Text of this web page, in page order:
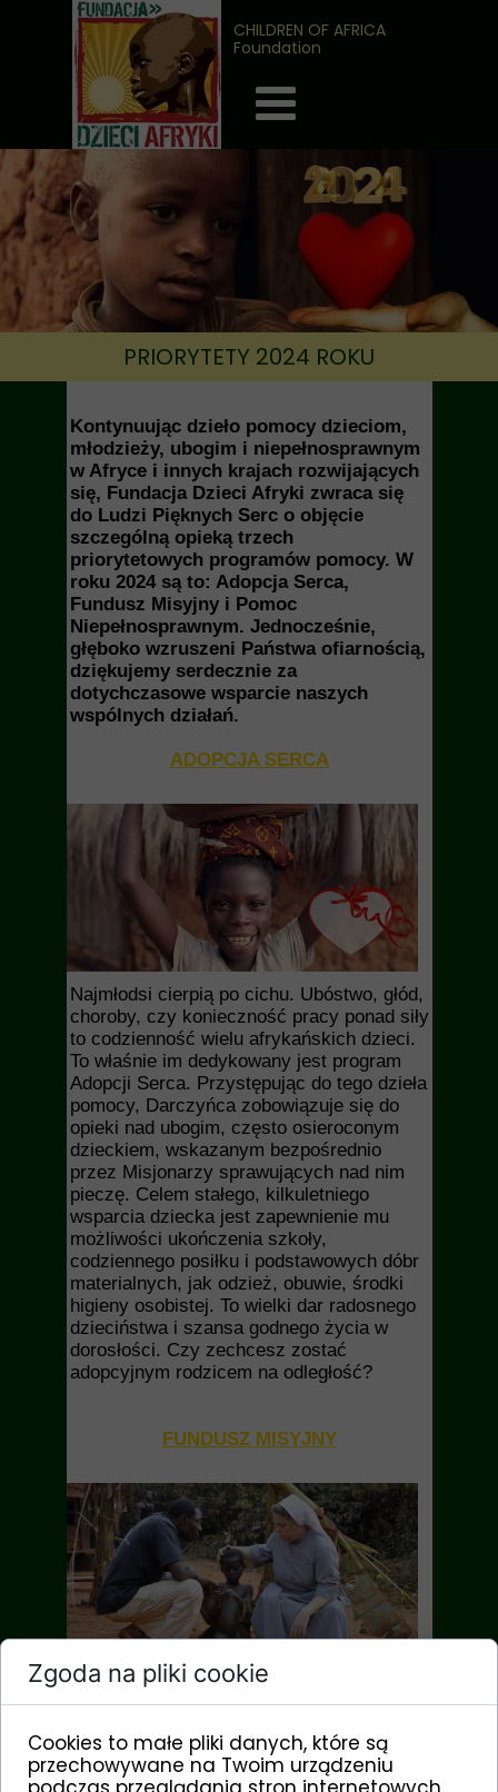
PRIORYTETY 2024 ROKU
Kontynuując dzieło pomocy dzieciom,
młodzieży, ubogim i niepełnosprawnym
w Afryce i innych krajach rozwijających
się, Fundacja Dzieci Afryki zwraca się
do Ludzi Pięknych Serc o objęcie
szczególną opieką trzech
priorytetowych programów pomocy. W
roku 2024 są to: Adopcja Serca,
Fundusz Misyjny i Pomoc
Niepełnosprawnym. Jednocześnie,
głęboko wzruszeni Państwa ofiarnością,
dziękujemy serdecznie za
dotychczasowe wsparcie naszych
wspólnych działań.
ADOPCJA SERCA
Najmłodsi cierpią po cichu. Ubóstwo, głód,
choroby, czy konieczność pracy ponad siły
to codzienność wielu afrykańskich dzieci.
To właśnie im dedykowany jest program
Adopcji Serca. Przystępując do tego dzieła
pomocy, Darczyńca zobowiązuje się do
opieki nad ubogim, często osieroconym
dzieckiem, wskazanym bezpośrednio
przez Misjonarzy sprawujących nad nim
pieczę. Celem stałego, kilkuletniego
wsparcia dziecka jest zapewnienie mu
możliwości ukończenia szkoły,
codziennego posiłku i podstawowych dóbr
materialnych, jak odzież, obuwie, środki
higieny osobistej. To wielki dar radosnego
dzieciństwa i szansa godnego życia w
dorosłości. Czy zechcesz zostać
adopcyjnym rodzicem na odległość?
FUNDUSZ MISYJNY
Po raz kolejny zwracamy się do Państwa z
prośbą o szczególne wsparcie Funduszu
ten projekt możemy szybko i skutecznie
reagować na bieżące potrzeby naszych
podopiecznych, zgłaszane przez
CHILDREN OF AFRICA
Foundation
Zgoda na pliki cookie
Cookies to małe pliki danych, które są
przechowywane na Twoim urządzeniu